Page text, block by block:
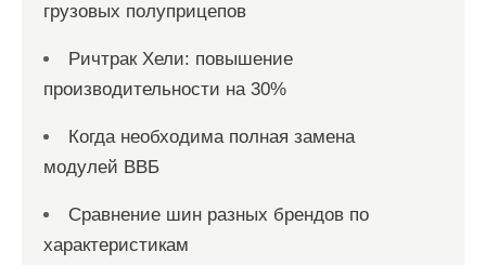
грузовых полуприцепов
Ричтрак Хели: повышение
производительности на 30%
Когда необходима полная замена
модулей ВВБ
Сравнение шин разных брендов по
характеристикам